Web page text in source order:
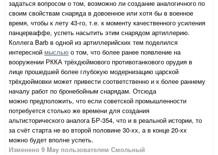
задаться вопросом о том, возможно ли создание аналогичного по
своим свойствам снаряда в довоенное или хотя бы в военное
время, чтобы к лету 43-го, т.е. к моменту качественного усиления
панцерваффе, успеть насытить этим снарядом артиллерию.
Коллега Barb в одной из артиллерийских тем поделился
интересной мыслью о том, что более ранее появление на
вооружении РККА трёхдюймового противотанкового орудия в
лице прошедшей более глубокую модернизацию царской
трёхдюймовки может привести соответственно и к более раннему
началу работ по бронебойным снарядам. Отсюда
можно предположить, что если советской промышленности
потребуется столько же времени для создания
альтисторического аналога БР-354, что и в реальной истории, то
за счёт старта не во второй половине 30-хх, а в конце 20-хх
можно будет вполне успеть.
Изменено 9 May пользователем Смольный